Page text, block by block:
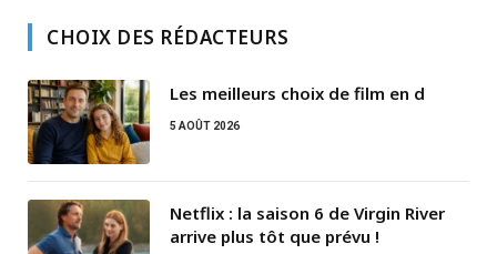
CHOIX DES RÉDACTEURS
Les meilleurs choix de film en d
5 AOÛT 2026
Netflix : la saison 6 de Virgin River
arrive plus tôt que prévu !